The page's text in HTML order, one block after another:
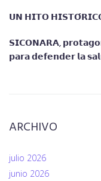
𝗨𝗡 𝗛𝗜𝗧𝗢
𝗦𝗜𝗖𝗢𝗡𝗔𝗥𝗔,
𝗽𝗮𝗿𝗮 𝗱𝗲𝗳𝗲𝗻𝗱𝗲𝗿 𝗹𝗮
ARCHIVO
julio 2026
junio 2026